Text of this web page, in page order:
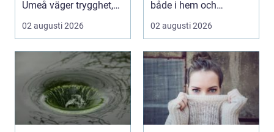
Umeå väger trygghet,
tillgängl...
02 augusti 2026
både i hem och
offentliga miljöer. I ...
02 augusti 2026